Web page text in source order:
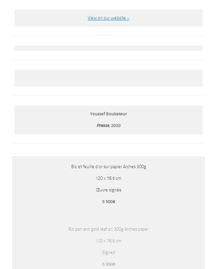
View on our website »
Youssef Boubekeur
Finesse, 2020
Bic et feuille d’or sur papier Arches 300g
120 x 78,5 cm
Œuvre signée
5 500€
Bic pen and gold leaf on 300g Arches paper
120 x 78,5 cm
Signed
5 500€